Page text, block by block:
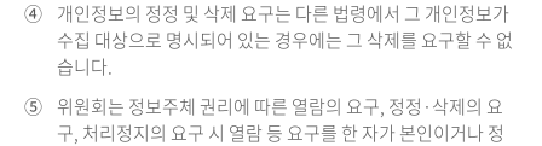
④ 개인정보의 정정 및 삭제 요구는 다른 법령에서 그 개인정보가
수집 대상으로 명시되어 있는 경우에는 그 삭제를 요구할 수 없
습니다.
⑤ 위원회는 정보주체 권리에 따른 열람의 요구, 정정·삭제의 요
구, 처리정지의 요구 시 열람 등 요구를 한 자가 본인이거나 정